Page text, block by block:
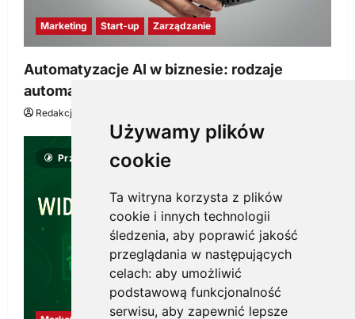
Używamy plików
cookie
Ta witryna korzysta z plików
cookie i innych technologii
śledzenia, aby poprawić jakość
przeglądania w następujących
celach: aby umożliwić
podstawową funkcjonalność
serwisu, aby zapewnić lepsze
Marketing Start-up Zarządzanie
Automatyzacje AI w biznesie: rodzaje
automatyzacji i korzyści dla Twojej firmy
Redakcja KnowMore.pl
Przeczytano 8 minut